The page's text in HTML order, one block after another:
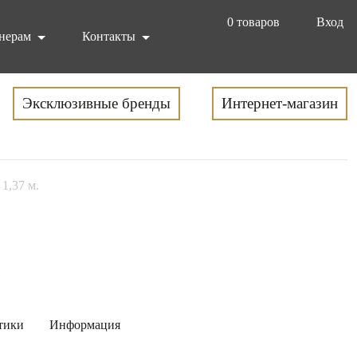
0 товаров
Вход
Контакты
Эксклюзивные бренды Интернет-магазин
м.
Информация